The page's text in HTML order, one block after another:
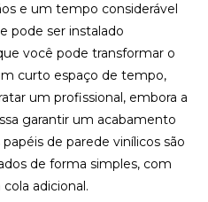
e um tempo considerável
pode ser instalado
você pode transformar o
curto espaço de tempo,
um profissional, embora a
garantir um acabamento
de parede vinílicos são
de forma simples, com
adicional.